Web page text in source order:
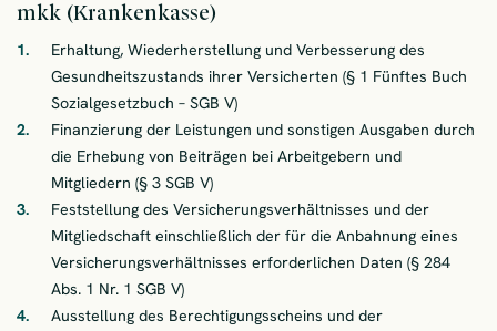
mkk (Krankenkasse)
Erhaltung, Wiederherstellung und Verbesserung des
Gesundheitszustands ihrer Versicherten (§ 1 Fünftes Buch
Sozialgesetzbuch – SGB V)
Finanzierung der Leistungen und sonstigen Ausgaben durch
die Erhebung von Beiträgen bei Arbeitgebern und
Mitgliedern (§ 3 SGB V)
Feststellung des Versicherungsverhältnisses und der
Mitgliedschaft einschließlich der für die Anbahnung eines
Versicherungsverhältnisses erforderlichen Daten (§ 284
Abs. 1 Nr. 1 SGB V)
Ausstellung des Berechtigungsscheins und der